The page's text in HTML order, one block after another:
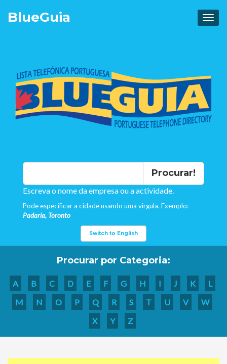
BlueGuia
Procurar!
Escreva o nome da empresa ou a actividade.
Pode especificar a cidade usando uma virgula. Exemplo:
Padaria, Toronto
Switch to English
Procurar por Categoria:
A B C D E F G H I J K
L
M
N O P Q R S T U V
W
X
Y Z